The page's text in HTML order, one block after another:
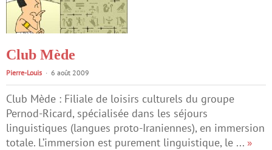
Club Mède
Pierre-Louis 6 août 2009
Club Mède : Filiale de loisirs culturels du groupe
Pernod-Ricard, spécialisée dans les séjours
linguistiques (langues proto-Iraniennes), en immersion
totale. L’immersion est purement linguistique, le ... »